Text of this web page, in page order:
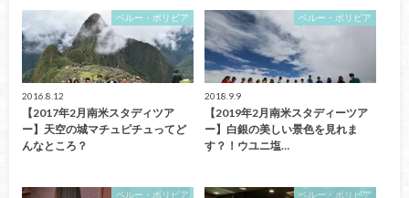
ペルー・ボリビア
2016.8.12
【2017年2月南米スタディツア
ー】天空の城マチュピチュってど
んなところ？
ペルー・ボリビア
2018.9.9
【2019年2月南米スタディーツア
ー】白銀の美しい景色を見れま
す？！ウユニ塩…
ペルー・ボリビア ペルー・ボリビア